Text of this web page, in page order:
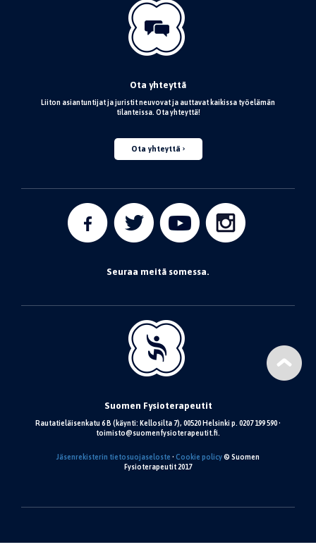
Ota yhteyttä
Liiton asiantuntijat ja juristit neuvovat ja auttavat kaikissa työelämän
tilanteissa. Ota yhteyttä!
Ota yhteyttä
Seuraa meitä somessa.
Suomen Fysioterapeutit
Rautatieläisenkatu 6 B (käynti: Kellosilta 7), 00520 Helsinki p. 0207 199 590 •
toimisto@suomenfysioterapeutit.fi.
Jäsenrekisterin tietosuojaseloste • Cookie policy© Suomen
Fysioterapeutit 2017